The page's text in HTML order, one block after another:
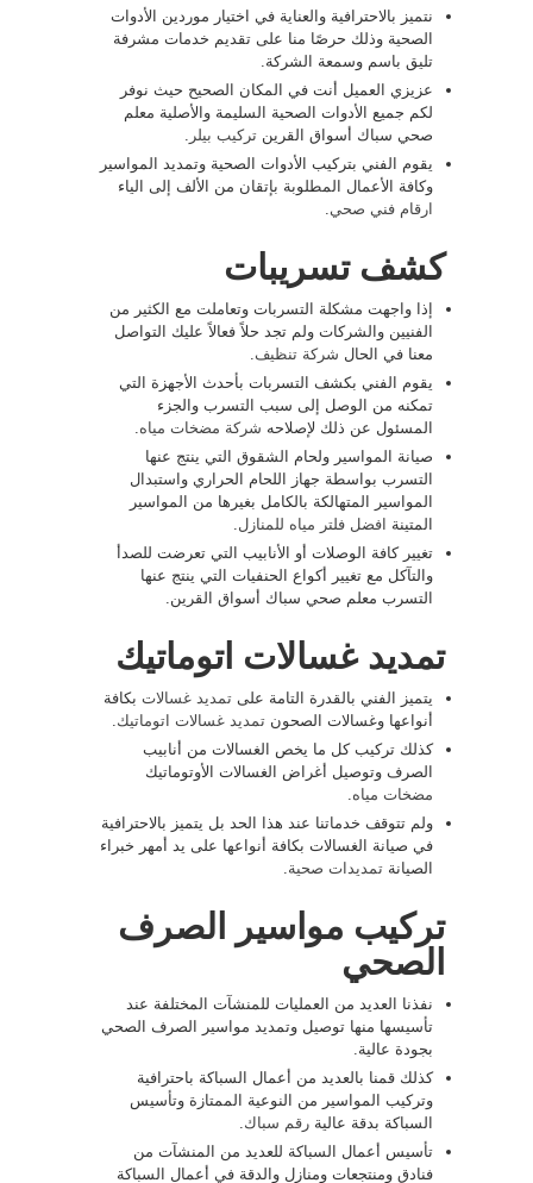
نتميز بالاحترافية والعناية في اختيار موردين الأدوات
الصحية وذلك حرصًا منا على تقديم خدمات مشرفة
تليق باسم وسمعة الشركة.
عزيزي العميل أنت في المكان الصحيح حيث نوفر
لكم جميع الأدوات الصحية السليمة والأصلية معلم
صحي سباك أسواق القرين تركيب بيلر .
يقوم الفني بتركيب الأدوات الصحية وتمديد المواسير
وكافة الأعمال المطلوبة بإتقان من الألف إلى الياء
ارقام فني صحي.
كشف تسريبات
إذا واجهت مشكلة التسربات وتعاملت مع الكثير من
الفنيين والشركات ولم تجد حلاً فعالاً عليك التواصل
معنا في الحال شركة تنظيف.
يقوم الفني بكشف التسربات بأحدث الأجهزة التي
تمكنه من الوصل إلى سبب التسرب والجزء
المسئول عن ذلك لإصلاحه شركة مضخات مياه.
صيانة المواسير ولحام الشقوق التي ينتج عنها
التسرب بواسطة جهاز اللحام الحراري واستبدال
المواسير المتهالكة بالكامل بغيرها من المواسير
المتينة افضل فلتر مياه للمنازل.
تغيير كافة الوصلات أو الأنابيب التي تعرضت للصدأ
والتآكل مع تغيير أكواع الحنفيات التي ينتج عنها
التسرب معلم صحي سباك أسواق القرين.
تمديد غسالات اتوماتيك
يتميز الفني بالقدرة التامة على تمديد غسالات بكافة
أنواعها وغسالات الصحون تمديد غسالات اتوماتيك.
كذلك تركيب كل ما يخص الغسالات من أنابيب
الصرف وتوصيل أغراض الغسالات الأوتوماتيك
مضخات مياه.
ولم تتوقف خدماتنا عند هذا الحد بل يتميز بالاحترافية
في صيانة الغسالات بكافة أنواعها على يد أمهر خبراء
الصيانة تمديدات صحية.
تركيب مواسير الصرف
الصحي
نفذنا العديد من العمليات للمنشآت المختلفة عند
تأسيسها منها توصيل وتمديد مواسير الصرف الصحي
بجودة عالية.
كذلك قمنا بالعديد من أعمال السباكة باحترافية
وتركيب المواسير من النوعية الممتازة وتأسيس
السباكة بدقة عالية رقم سباك.
تأسيس أعمال السباكة للعديد من المنشآت من
فنادق ومنتجعات ومنازل والدقة في أعمال السباكة